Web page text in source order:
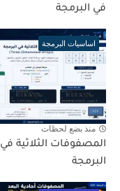
في البرمجة
اساسيات البرمجة
منذ بضع لحظات
المصفوفات الثلاثية في
البرمجة